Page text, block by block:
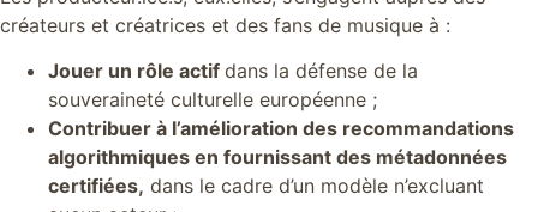
créateurs et créatrices et des fans de musique à :
Jouer un rôle actif dans la défense de la
souveraineté culturelle européenne ;
Contribuer à l’amélioration des recommandations
algorithmiques en fournissant des métadonnées
certifiées, dans le cadre d’un modèle n’excluant